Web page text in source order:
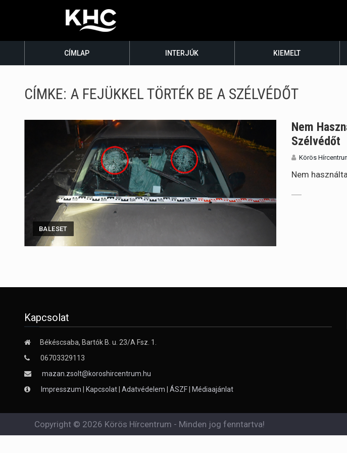
CÍMLAP INTERJÚK KIEMELT
CÍMKE: A FEJÜKKEL TÖRTÉK BE A SZÉLVÉDŐT
BALESET
Nem
Szélvédőt
Körös
Nem
Kapcsolat
Békéscsaba, Bartók B. u. 23/A Fsz. 1.
06703329113
mazan.zsolt@koroshircentrum.hu
Impresszum | Kapcsolat| Adatvédelem | ÁSZF| Médiaajánlat
Copyright © 2026 Körös Hírcentrum - Minden jog fenntartva!